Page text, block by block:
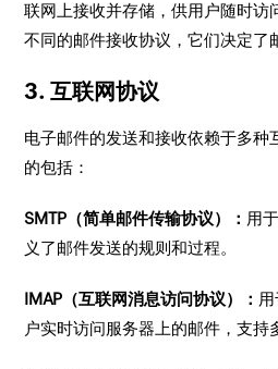
联网上接收并存储，供用户随时访
不同的邮件接收协议，它们决定了
3. 互联网协议
电子邮件的发送和接收依赖于多种
的包括：
SMTP（简单邮件传输协议）： 用
义了邮件发送的规则和过程。
IMAP（互联网消息访问协议）：
户实时访问服务器上的邮件，支持